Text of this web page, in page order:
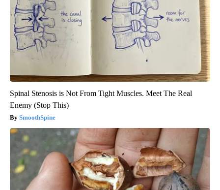
Spinal Stenosis is Not From Tight Muscles. Meet The Real
Enemy (Stop This)
SmoothSpine